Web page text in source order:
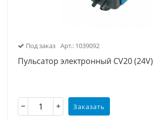
Под заказ Арт.: 1039092
Пульсатор электронный CV20 (24V)
Заказать